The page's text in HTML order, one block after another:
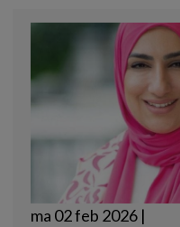
ma 02 feb 2026 |